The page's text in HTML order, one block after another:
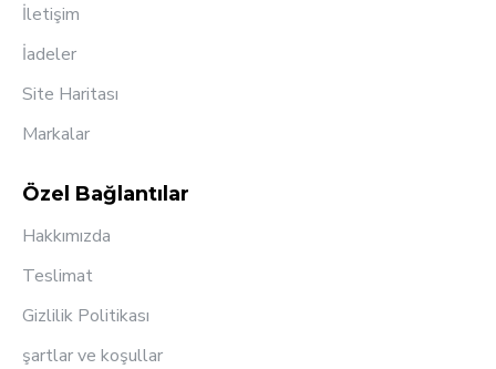
İletişim
İadeler
Site Haritası
Markalar
Özel Bağlantılar
Hakkımızda
Teslimat
Gizlilik Politikası
şartlar ve koşullar